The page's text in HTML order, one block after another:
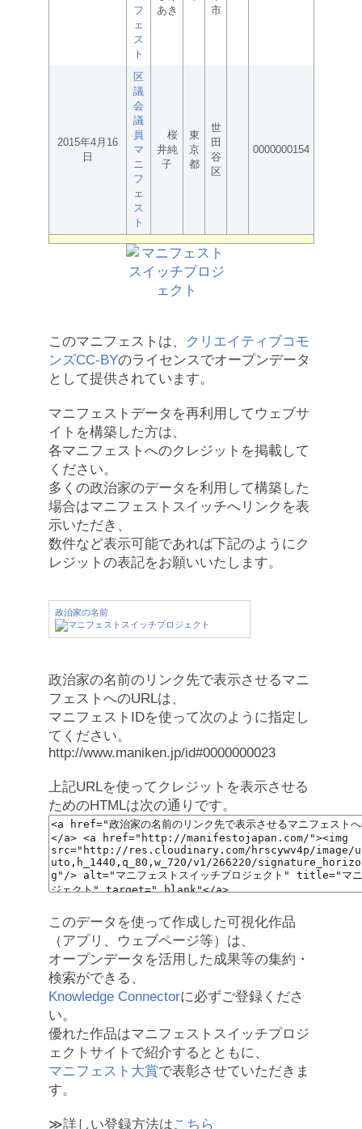
フ
ェ
ス
ト
あき
市
2015年4月16
日
区
議
会
議
員
マ
ニ
フ
ェ
ス
ト
桜
井純
子
東
京
都
世
田
谷
区
0000000154
このマニフェストは、
クリエイティブコモ
ンズCC-BYのライセンスでオープンデータ
として提供されています。
マニフェストデータを再利用してウェブサ
イトを構築した方は、
各マニフェストへのクレジットを掲載して
ください。
多くの政治家のデータを利用して構築した
場合はマニフェストスイッチへリンクを表
示いただき、
数件など表示可能であれば下記のようにク
レジットの表記をお願いいたします。
政治家の名前
政治家の名前のリンク先で表示させるマニ
フェストへのURLは、
マニフェストIDを使って次のように指定し
てください。
http://www.maniken.jp/id#0000000023
上記URLを使ってクレジットを表示させる
ためのHTMLは次の通りです。
このデータを使って作成した可視化作品
（アプリ、ウェブページ等）は、
オープンデータを活用した成果等の集約・
検索ができる、
Knowledge Connectorに必ずご登録くださ
い。
優れた作品はマニフェストスイッチプロジ
ェクトサイトで紹介するとともに、
マニフェスト大賞で表彰させていただきま
す。
≫詳しい登録方法はこちら